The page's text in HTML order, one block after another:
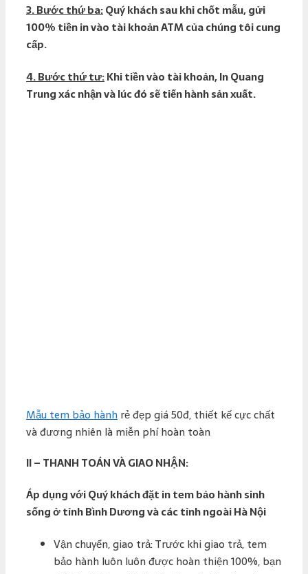
3. Bước thứ ba:Quý khách sau khi chốt mẫu, gửi
100% tiền in vào tài khoản ATM của chúng tôi cung
cấp.
4. Bước thứ tư:Khi tiền vào tài khoản, In Quang
Trung xác nhận và lúc đó sẽ tiến hành sản xuất.
Mẫu tem bảo hành rẻ đẹp giá 50đ, thiết kế cực chất
và đương nhiên là miễn phí hoàn toàn
II – THANH TOÁN VÀ GIAO NHẬN:
Áp dụng với Quý khách đặt in tem bảo hành sinh
sống ở tỉnh Bình Dương và các tỉnh ngoài Hà Nội
Vận chuyển, giao trả: Trước khi giao trả, tem
bảo hành luôn luôn được hoàn thiện 100%, bạn